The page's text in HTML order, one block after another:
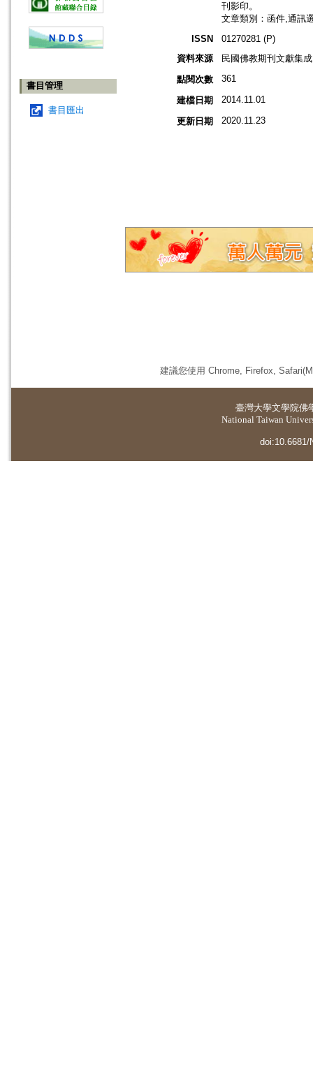
書目管理
書目匯出
刊影印。
文章類別：函件,通訊
ISSN
01270281 (P)
資料來源
民國佛教期刊文獻集
點閱次數
361
建檔日期 2014.11.01
更新日期 2020.11.23
建議您使用 Chrome, Firefox,
臺灣大學文學院佛
National Taiwan
doi:10.6681/